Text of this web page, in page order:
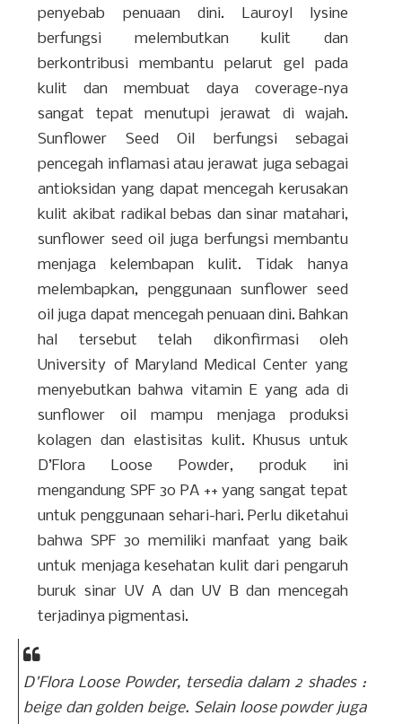
penyebab penuaan dini. Lauroyl lysine
berfungsi melembutkan kulit dan
berkontribusi membantu pelarut gel pada
kulit dan membuat daya coverage-nya
sangat tepat menutupi jerawat di wajah.
Sunflower Seed Oil berfungsi sebagai
pencegah inflamasi atau jerawat juga sebagai
antioksidan yang dapat mencegah kerusakan
kulit akibat radikal bebas dan sinar matahari,
sunflower seed oil juga berfungsi membantu
menjaga kelembapan kulit. Tidak hanya
melembapkan, penggunaan sunflower seed
oil juga dapat mencegah penuaan dini. Bahkan
hal tersebut telah dikonfirmasi oleh
University of Maryland Medical Center yang
menyebutkan bahwa vitamin E yang ada di
sunflower oil mampu menjaga produksi
kolagen dan elastisitas kulit. Khusus untuk
D’Flora Loose Powder, produk ini
mengandung SPF 30 PA ++ yang sangat tepat
untuk penggunaan sehari-hari. Perlu diketahui
bahwa SPF 30 memiliki manfaat yang baik
untuk menjaga kesehatan kulit dari pengaruh
buruk sinar UV A dan UV B dan mencegah
terjadinya pigmentasi.
D'Flora Loose Powder, tersedia dalam 2 shades :
beige dan golden beige. Selain loose powder juga